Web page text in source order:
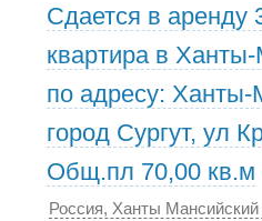
Сдается в аренду
квартира в
по адресу:
город Сургут, ул
Общ.пл 70,00 кв.м
Россия, Ханты